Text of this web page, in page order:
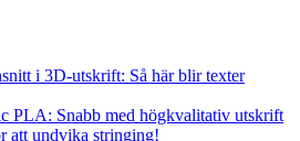
i 3D-utskrift: Så här blir texter
PLA: Snabb med högkvalitativ utskrift
att undvika stringing!